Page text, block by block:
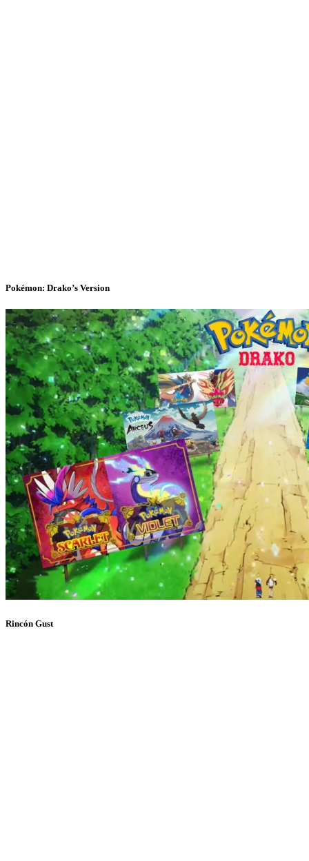
Pokémon: Drako’s Version
Rincón Gust